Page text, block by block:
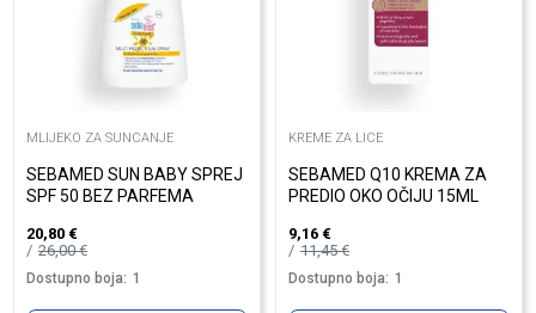
MLIJEKO ZA SUNCANJE
SEBAMED SUN BABY SPREJ
SPF 50 BEZ PARFEMA
20,80 €
26,00€
Dostupno boja: 1
KREME ZA LICE
SEBAMED Q10 KREMA ZA
PREDIO OKO OČIJU 15ML
9,16 €
11,45€
Dostupno boja: 1